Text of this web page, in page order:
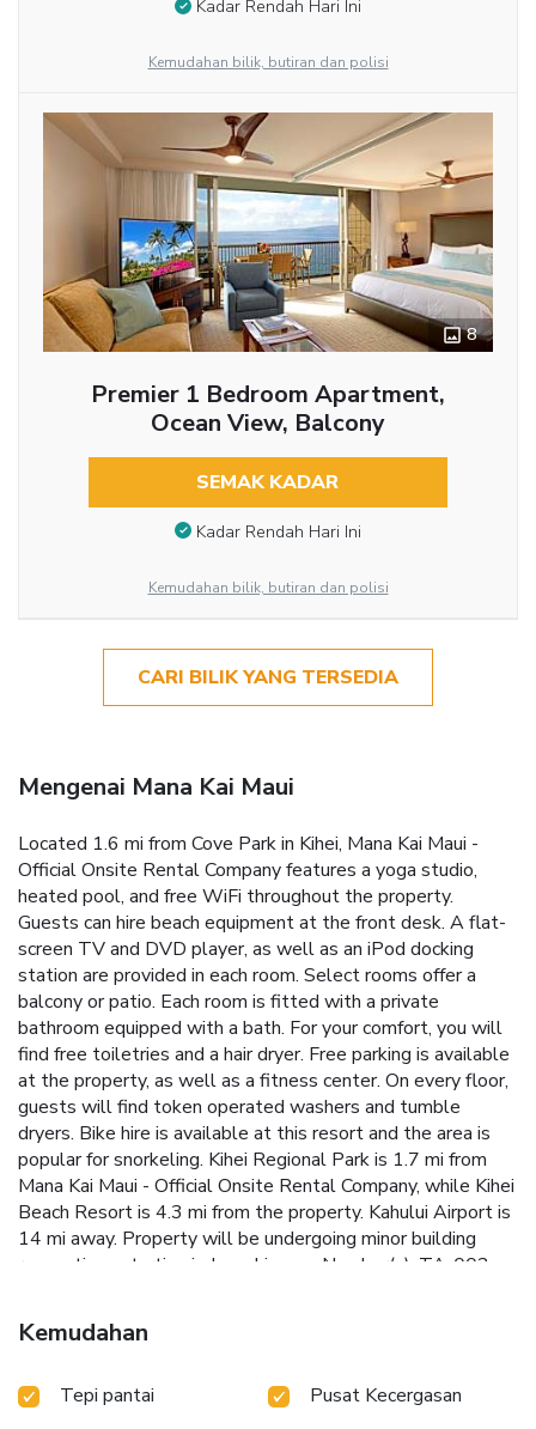
Kadar Rendah Hari Ini
Kemudahan bilik, butiran dan polisi
8
Premier 1 Bedroom Apartment,
Ocean View, Balcony
SEMAK KADAR
Kadar Rendah Hari Ini
Kemudahan bilik, butiran dan polisi
CARI BILIK YANG TERSEDIA
Mengenai Mana Kai Maui
Located 1.6 mi from Cove Park in Kihei, Mana Kai Maui -
Official Onsite Rental Company features a yoga studio,
heated pool, and free WiFi throughout the property.
Guests can hire beach equipment at the front desk. A flat-
screen TV and DVD player, as well as an iPod docking
station are provided in each room. Select rooms offer a
balcony or patio. Each room is fitted with a private
bathroom equipped with a bath. For your comfort, you will
find free toiletries and a hair dryer. Free parking is available
at the property, as well as a fitness center. On every floor,
guests will find token operated washers and tumble
dryers. Bike hire is available at this resort and the area is
popular for snorkeling. Kihei Regional Park is 1.7 mi from
Mana Kai Maui - Official Onsite Rental Company, while Kihei
Beach Resort is 4.3 mi from the property. Kahului Airport is
14 mi away. Property will be undergoing minor building
renovations starting in June. License Number(s): TA-002-
Kemudahan
Tepi pantai
Pusat Kecergasan